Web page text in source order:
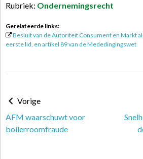
Rubriek: Ondernemingsrecht
Gerelateerde links:
Besluit van de Autoriteit Consument en Markt
eerste lid, en artikel 89 van de Mededingingswet
Vorige
AFM waarschuwt voor
boilerroomfraude